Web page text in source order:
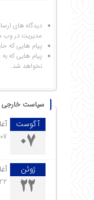
دیدگاه های
مدیریت در وب
پیام هایی که
پیام هایی که به
نخواهد شد.
سیاست خارجی
آگوست
07 07 آگوست 2026 - 16:52
ژوئن
22 22 ژوئن 2026 - 12:53